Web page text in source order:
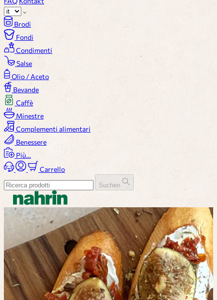
Brodi
Fondi
Condimenti
Salse
Olio / Aceto
Bevande
Caffè
Minestre
Complementi alimentari
Benessere
Più…
Carrello
Suchen